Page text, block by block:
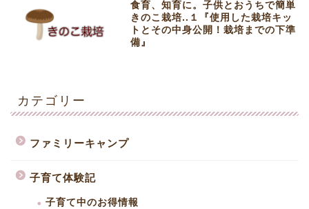
食育、知育に。子供とおうちで簡単
きのこ栽培..１『使用した栽培キッ
トとその中身公開！栽培までの下準
備』
カテゴリー
ファミリーキャンプ
子育て体験記
子育て中のお得情報